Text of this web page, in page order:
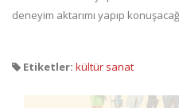
deneyim aktarımı yapıp
Etiketler: kültür sanat